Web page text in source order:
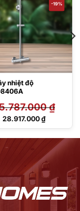
-19%
nhiệt độ
₫
Giá
35.787.000 ₫.
28.917.000₫
Giá
28.917.000 ₫.